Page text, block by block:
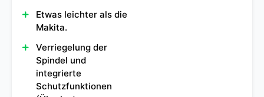
Etwas leichter als die
Makita.
Verriegelung der
Spindel und
integrierte
Schutzfunktionen